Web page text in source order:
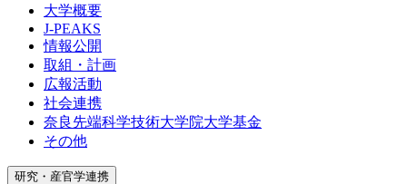
大学概要
J-PEAKS
情報公開
取組・計画
広報活動
社会連携
奈良先端科学技術大学院大学基金
その他
研究・産官学連携